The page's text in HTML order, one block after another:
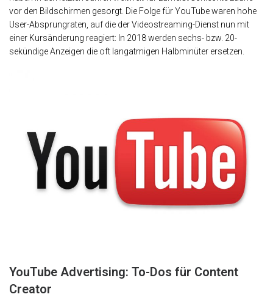
vor den Bildschirmen gesorgt. Die Folge für YouTube waren hohe
User-Absprungraten, auf die der Videostreaming-Dienst nun mit
einer Kursänderung reagiert: In 2018 werden sechs- bzw. 20-
sekündige Anzeigen die oft langatmigen Halbminüter ersetzen.
YouTube Advertising: To-Dos für Content
Creator